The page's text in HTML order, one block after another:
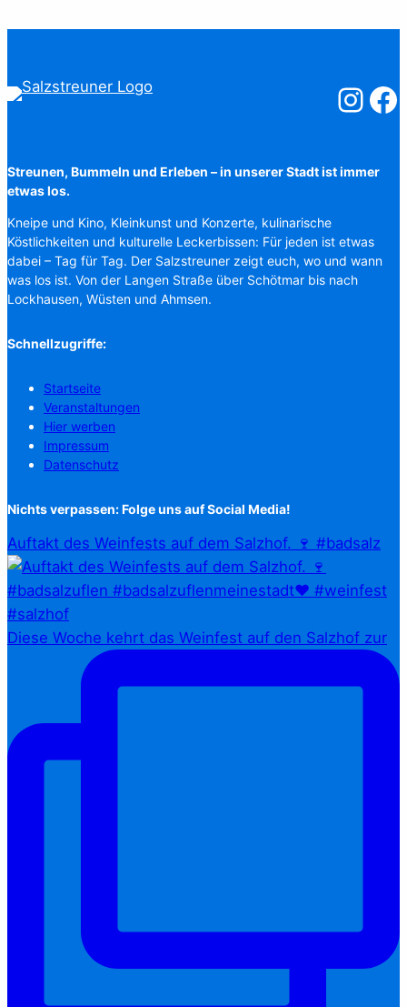
Streunen, Bummeln und Erleben – in unserer Stadt ist immer
etwas los.
Kneipe und Kino, Kleinkunst und Konzerte, kulinarische
Köstlichkeiten und kulturelle Leckerbissen: Für jeden ist etwas
dabei – Tag für Tag. Der Salzstreuner zeigt euch, wo und wann
was los ist. Von der Langen Straße über Schötmar bis nach
Lockhausen, Wüsten und Ahmsen.
Schnellzugriffe:
Startseite
Veranstaltungen
Hier werben
Impressum
Datenschutz
Nichts verpassen: Folge uns auf Social Media!
Auftakt des Weinfests auf dem Salzhof. 🍷 #badsalz
Diese Woche kehrt das Weinfest auf den Salzhof zur